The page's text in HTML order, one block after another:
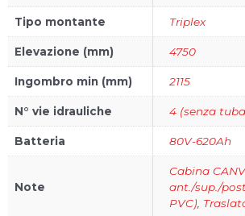
Tipo montante Triplex
Elevazione (mm) 4750
Ingombro min (mm) 2115
N° vie idrauliche 4 (senza
Batteria 80V-620Ah
Note
Cabina
ant./sup./
PVC)